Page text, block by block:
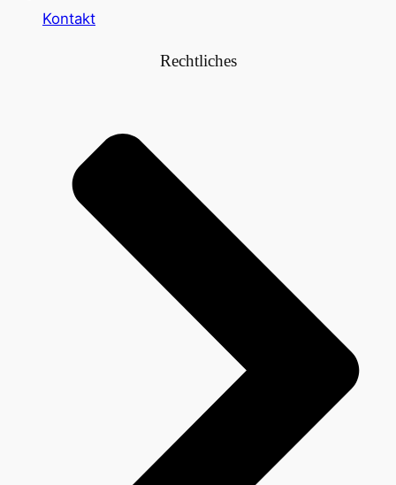
Kontakt
Rechtliches